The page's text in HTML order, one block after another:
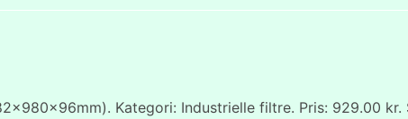
Kategori: Industrielle filtre. Pris: 929.00